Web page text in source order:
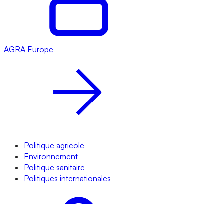
AGRA Europe
Politique agricole
Environnement
Politique sanitaire
Politiques internationales